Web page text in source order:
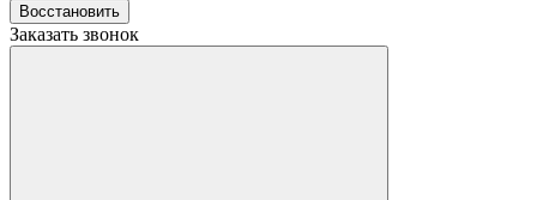
Восстановить
Заказать звонок